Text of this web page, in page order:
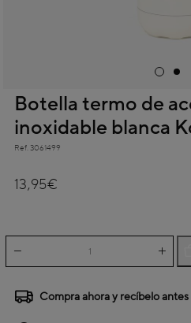
Botella termo de
inoxidable blanca
Ref. 3061499
13,95€
Compra ahora y recíbelo